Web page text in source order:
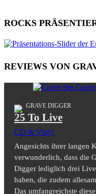
ROCKS
REVIEWS VON
GRAVE DIGGER
25 To Live
CD & Vinyl
Angesichts ihrer langen
verwunderlich, dass die
Digger lediglich drei
haben, die zudem
Das umfangreichste